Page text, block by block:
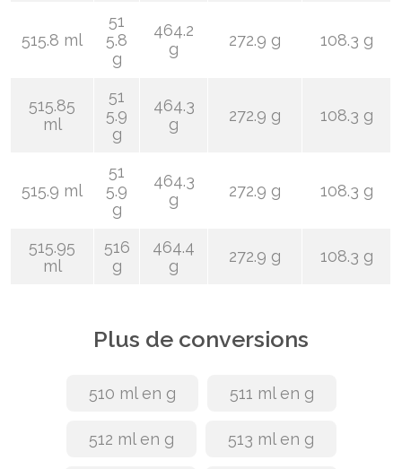
515.8 ml
51
5.8
g
464.2
g
272.9 g 108.3 g
515.85
ml
51
5.9
g
464.3
g
272.9 g 108.3 g
515.9 ml
51
5.9
g
464.3
g
272.9 g 108.3 g
515.95
ml
516
g
464.4
g
272.9 g 108.3 g
Plus de conversions
510 ml en g 511 ml en g
512 ml en g 513 ml en g